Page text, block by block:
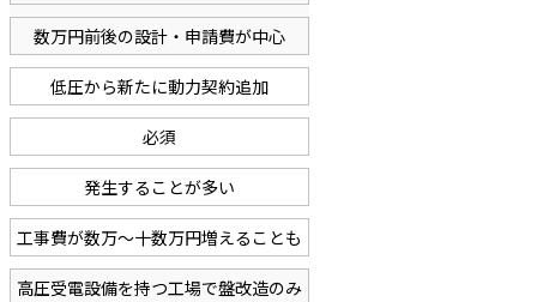
数万円前後の設計・申請費が中心
低圧から新たに動力契約追加
必須
発生することが多い
工事費が数万〜十数万円増えることも
高圧受電設備を持つ工場で盤改造のみ